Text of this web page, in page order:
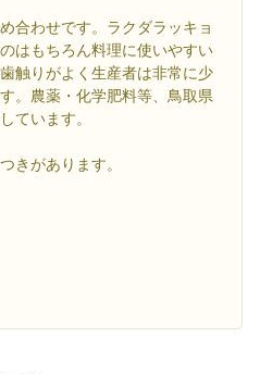
合わせです。ラクダラッキョ
はもちろん料理に使いやすい
触りがよく生産者は非常に少
。農薬・化学肥料等、鳥取県
ています。
きがあります。